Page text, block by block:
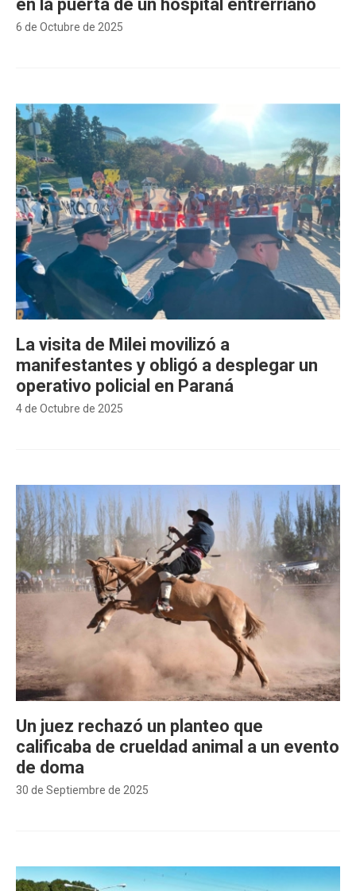
6 de Octubre de 2025
en la puerta de un hospital entrerriano
4 de Octubre de 2025
La visita de Milei movilizó a
manifestantes y obligó a desplegar un
operativo policial en Paraná
30 de Septiembre de 2025
Un juez rechazó un planteo que
calificaba de crueldad animal a un evento
de doma